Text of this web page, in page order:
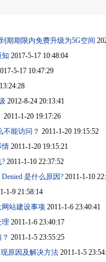
期期限内免费升级为5G空间
知 2017-5-17 10:48:04
5-17 10:47:29
2012-8-24 20:13:41
2011-1-20 19:17:26
不能访问？ 2011-1-20 19:15:52
情 2011-1-20 19:15:21
2011-1-10 22:37:52
是什么原因? 2011-1-10
1-9 21:58:14
站建设事项 2011-1-6 23:40:41
2011-1-6 23:40:17
2011-1-5 23:55:25
现原因及解决方法 2011-1-5